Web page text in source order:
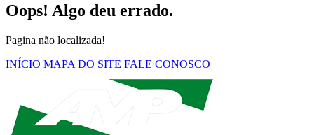
Oops! Algo deu errado.
Pagina não localizada!
INÍCIO MAPA DO SITE FALE CONOSCO